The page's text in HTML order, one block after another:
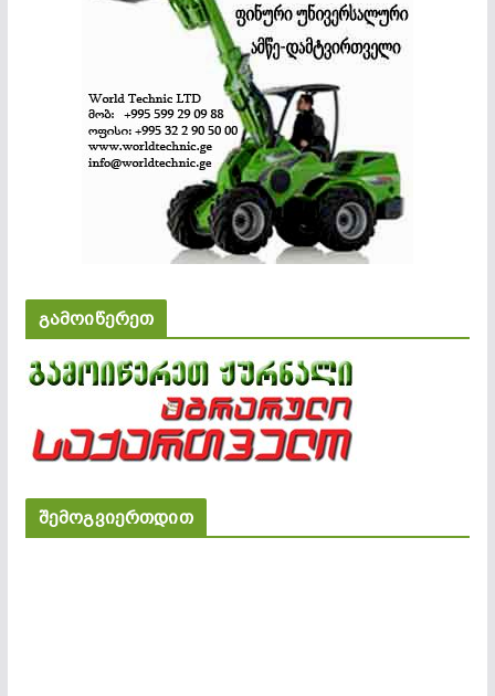
გამოიწერეთ
შემოგვიერთდით